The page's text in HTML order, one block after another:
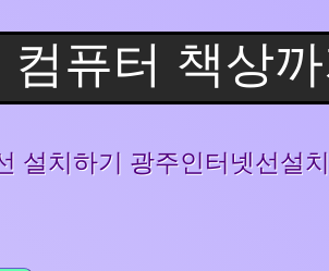
설치하기 광주인터넷선설치